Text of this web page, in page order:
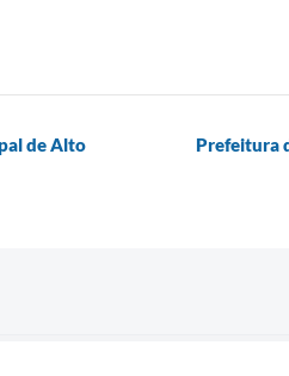
de Alto
Prefeitura